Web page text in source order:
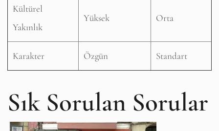
Kültürel
Yakınlık
Yüksek Orta
Karakter Özgün Standart
Sık Sorulan Sorular